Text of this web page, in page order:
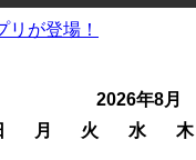
が登場！
2026年8月
月 火 水 木